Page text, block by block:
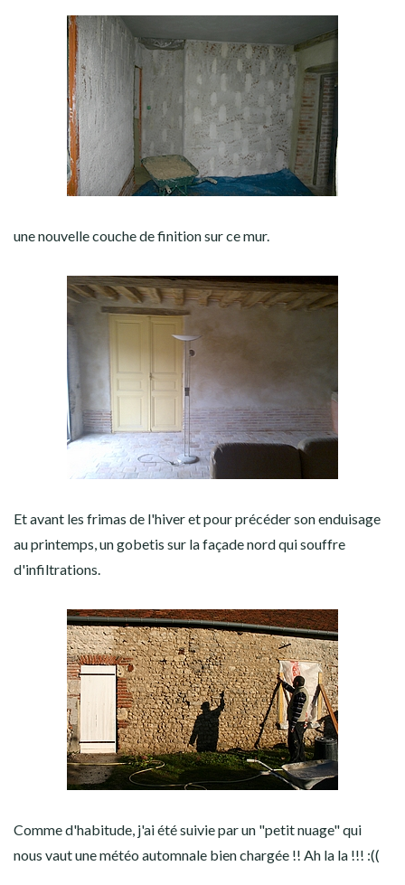
une nouvelle couche de finition sur ce mur.
Et avant les frimas de l'hiver et pour précéder son enduisage
au printemps, un gobetis sur la façade nord qui souffre
d'infiltrations.
Comme d'habitude, j'ai été suivie par un "petit nuage" qui
nous vaut une météo automnale bien chargée !! Ah la la !!! :((